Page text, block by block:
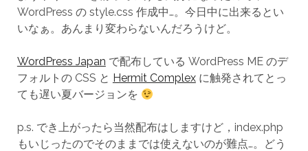
WordPress の style.css 作成中…。今日中に出来るとい
いなぁ。あんまり変わらないんだろうけど。
WordPress Japan で配布している WordPress ME のデ
フォルトの CSS と Hermit Complexに触発されてとっ
ても遅い夏バージョンを
p.s. でき上がったら当然配布はしますけど，index.php
もいじったのでそのままでは使えないのが難点…。どう